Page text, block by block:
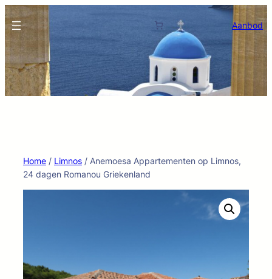
Ga
naar
de
inhoud
Aanbod
Home / Limnos / Anemoesa Appartementen op Limnos,
24 dagen Romanou Griekenland